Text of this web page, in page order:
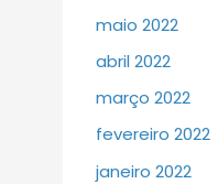
maio 2022
abril 2022
março 2022
fevereiro 2022
janeiro 2022